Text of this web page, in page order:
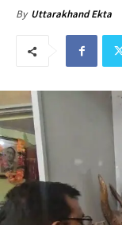
By Uttarakhand Ekta